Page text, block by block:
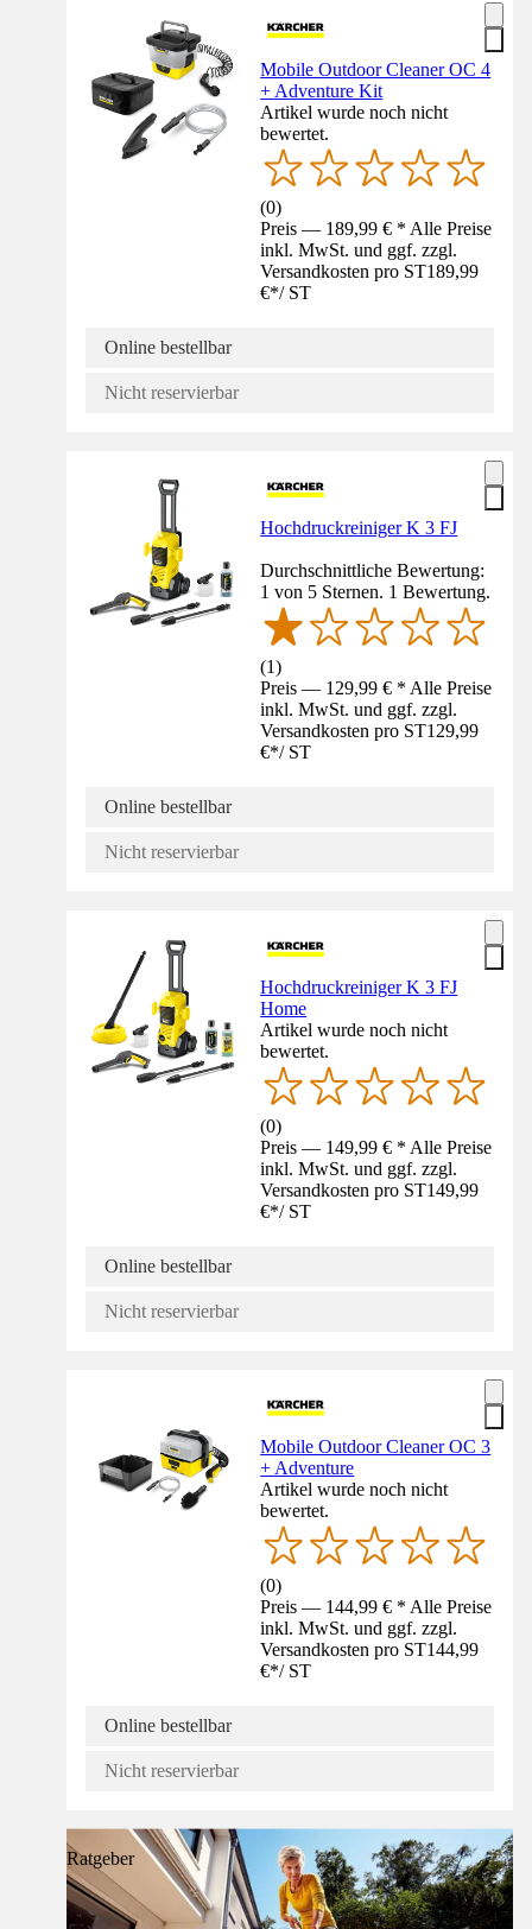
Mobile Outdoor Cleaner OC 4
+ Adventure Kit
Artikel wurde noch nicht
bewertet.
(0)
Preis — 189,99 € * Alle Preise
inkl. MwSt. und ggf. zzgl.
Versandkosten pro ST189,99
€*/ ST
Online bestellbar
Nicht reservierbar
Hochdruckreiniger K 3 FJ
Durchschnittliche Bewertung:
1 von 5 Sternen. 1 Bewertung.
(1)
Preis — 129,99 € * Alle Preise
inkl. MwSt. und ggf. zzgl.
Versandkosten pro ST129,99
€*/ ST
Online bestellbar
Nicht reservierbar
Hochdruckreiniger K 3 FJ
Home
Artikel wurde noch nicht
bewertet.
(0)
Preis — 149,99 € * Alle Preise
inkl. MwSt. und ggf. zzgl.
Versandkosten pro ST149,99
€*/ ST
Online bestellbar
Nicht reservierbar
Mobile Outdoor Cleaner OC 3
+ Adventure
Artikel wurde noch nicht
bewertet.
(0)
Preis — 144,99 € * Alle Preise
inkl. MwSt. und ggf. zzgl.
Versandkosten pro ST144,99
€*/ ST
Online bestellbar
Nicht reservierbar
Ratgeber